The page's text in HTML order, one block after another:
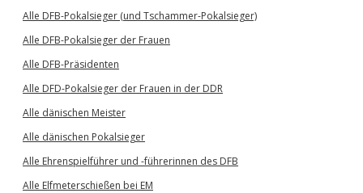
Alle DFB-Pokalsieger (und Tschammer-Pokalsieger)
Alle DFB-Pokalsieger der Frauen
Alle DFB-Präsidenten
Alle DFD-Pokalsieger der Frauen in der DDR
Alle dänischen Meister
Alle dänischen Pokalsieger
Alle Ehrenspielführer und -führerinnen des DFB
Alle Elfmeterschießen bei EM